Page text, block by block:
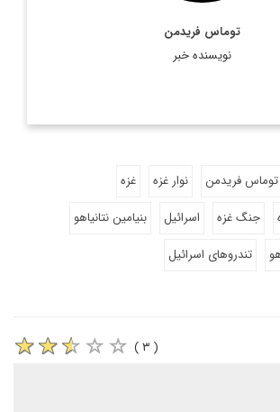
توماس فریدمن
نویسنده خبر
توماس فریدمن نوار غزه
غزه
جنگ غزه اسرائیل
بنیامین نتانیاهو
تندروهای اسرائیل
( ۳ )